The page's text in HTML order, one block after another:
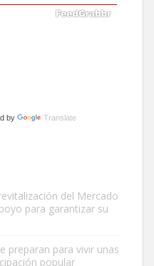
callejeros de la zona los
by Translate
del Mercado
para garantizar su
preparan para vivir unas
popular